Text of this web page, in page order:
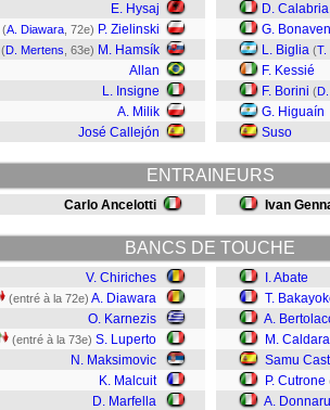
E. Hysaj
(A. Diawara , 72e) P. Zielinski
(D. Mertens , 63e) M. Hamsík
Allan
L. Insigne
A. Milik
José Callejón
D. Calabria
G.
L. Biglia (T.
F. Kessié
F. Borini (
G. Higuaín
Suso
ENTRAINEURS
Carlo Ancelotti Ivan
BANCS DE TOUCHE
V. Chiriches
(entré à la 72e) A. Diawara
O. Karnezis
(entré à la 73e) S. Luperto
N. Maksimovic
K. Malcuit
D. Marfella
I. Abate
T.
A.
M. Caldara
Samu
P. Cutrone
A.